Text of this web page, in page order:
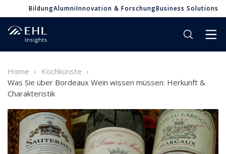
BildungAlumniInnovation & ForschungBusiness Solutions
Home
Kochkünste
Was Sie über Bordeaux Wein wissen müssen: Herkunft &
Charakteristik